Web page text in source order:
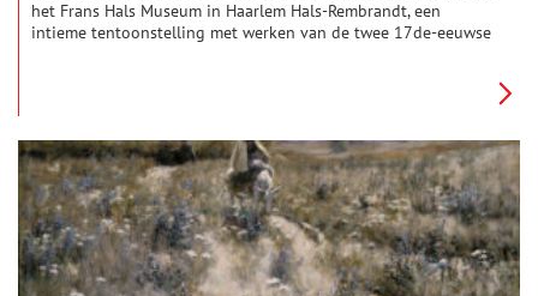
het Frans Hals Museum in Haarlem Hals-Rembrandt, een
intieme tentoonstelling met werken van de twee 17de-eeuwse
grootmeesters is gewijd. De negentien schilderijen worden
getoond in een setting die uitnodigt om met aandacht te
kijken en daardoor meer te zien.